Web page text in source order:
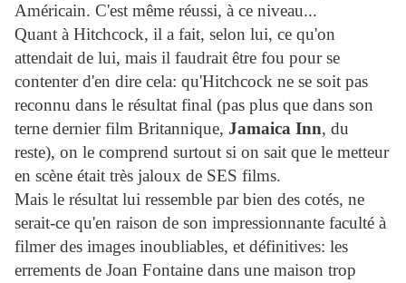
Américain. C'est même réussi, à ce niveau...
Quant à Hitchcock, il a fait, selon lui, ce qu'on
attendait de lui, mais il faudrait être fou pour se
contenter d'en dire cela: qu'Hitchcock ne se soit pas
reconnu dans le résultat final (pas plus que dans son
terne dernier film Britannique, Jamaica Inn, du
reste), on le comprend surtout si on sait que le metteur
en scène était très jaloux de SES films.
Mais le résultat lui ressemble par bien des cotés, ne
serait-ce qu'en raison de son impressionnante faculté à
filmer des images inoubliables, et définitives: les
errements de Joan Fontaine dans une maison trop